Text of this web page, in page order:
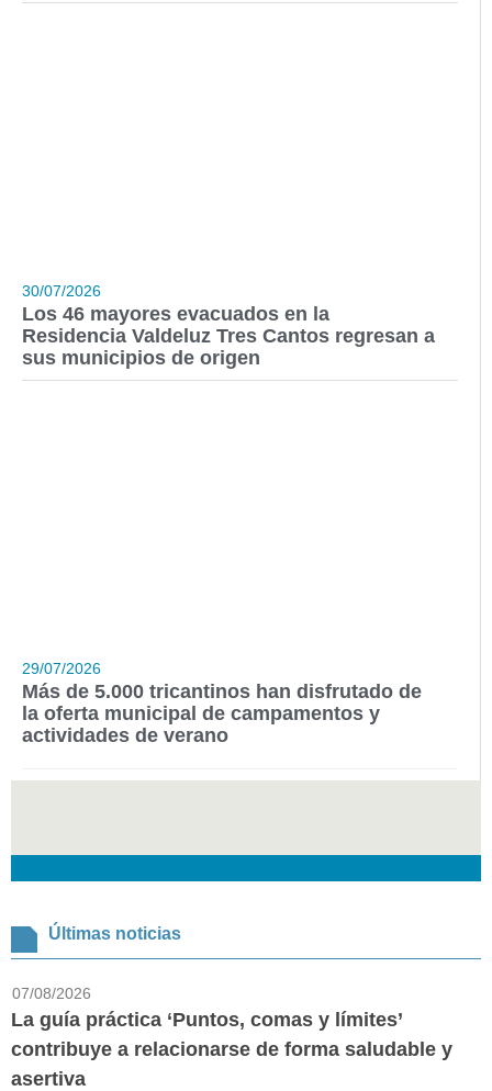
30/07/2026
Los 46 mayores evacuados en la
Residencia Valdeluz Tres Cantos regresan a
sus municipios de origen
29/07/2026
Más de 5.000 tricantinos han disfrutado de
la oferta municipal de campamentos y
actividades de verano
Últimas noticias
07/08/2026
La guía práctica ‘Puntos, comas y límites’
contribuye a relacionarse de forma saludable y
asertiva